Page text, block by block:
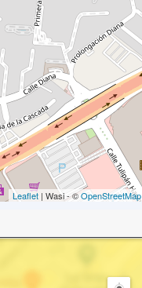
Leaflet | Wasi - ©OpenStreetMap